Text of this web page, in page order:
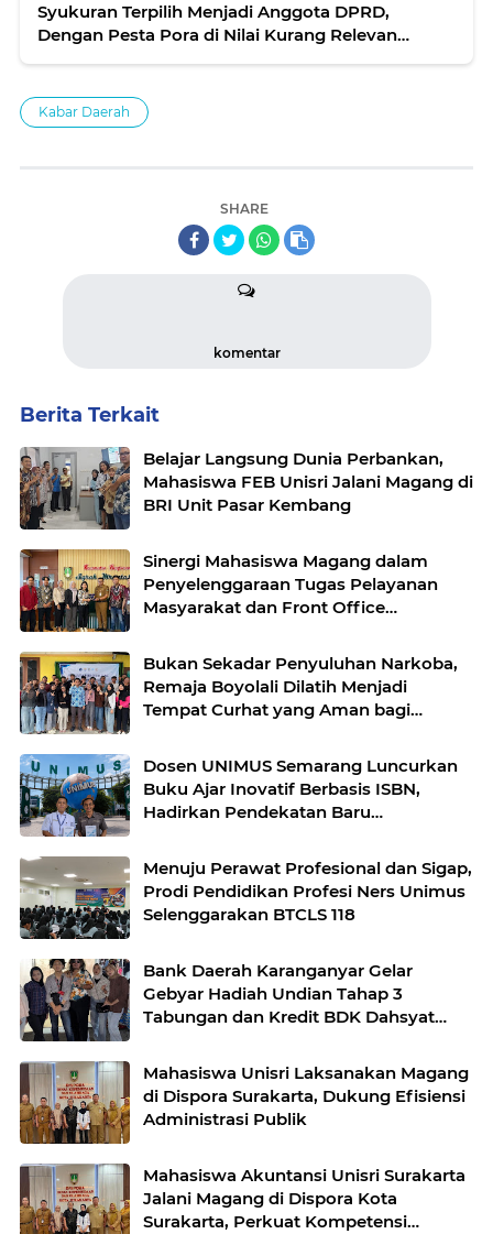
Syukuran Terpilih Menjadi Anggota DPRD,
Dengan Pesta Pora di Nilai Kurang Relevan
Kabar Daerah
SHARE
komentar
Berita Terkait
Belajar Langsung Dunia Perbankan,
Mahasiswa FEB Unisri Jalani Magang di
BRI Unit Pasar Kembang
Sinergi Mahasiswa Magang dalam
Penyelenggaraan Tugas Pelayanan
Masyarakat dan Front Office
Bukan Sekadar Penyuluhan Narkoba,
Remaja Boyolali Dilatih Menjadi
Tempat Curhat yang Aman bagi
Dosen UNIMUS Semarang Luncurkan
Buku Ajar Inovatif Berbasis ISBN,
Hadirkan Pendekatan Baru
Edukasi dan Manajemen Stres
Menuju Perawat Profesional dan Sigap,
Prodi Pendidikan Profesi Ners Unimus
Selenggarakan BTCLS 118
Bank Daerah Karanganyar Gelar
Gebyar Hadiah Undian Tahap 3
Tabungan dan Kredit BDK Dahsyat
Mahasiswa Unisri Laksanakan Magang
di Dispora Surakarta, Dukung Efisiensi
Administrasi Publik
Mahasiswa Akuntansi Unisri Surakarta
Jalani Magang di Dispora Kota
Surakarta, Perkuat Kompetensi